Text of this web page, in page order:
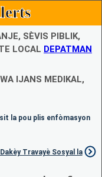
SÈVIS PIBLIK,
LOCAL DEPATMAN
IJANS MEDIKAL,
la pou plis enfòmasyon
Travayè Sosyal la